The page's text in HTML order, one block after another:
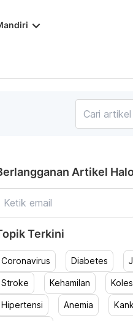
keyboard_arrow_down
Artikel
Terkini
Coronavirus Diabetes
Stroke Kehamilan
Hipertensi Anemia